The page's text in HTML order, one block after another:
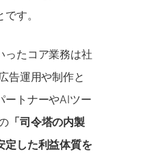
す。
ったコア業務は社
告運用や制作と
ートナーやAIツー
「司令塔の内製
定した利益体質を